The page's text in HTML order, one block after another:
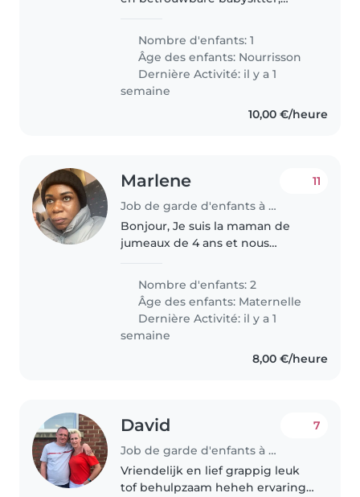
liefhebbende, nieuwsgierige en
onafhankelijke baby. Onze
kleine schat heeft een groot
hart..
Nombre d'enfants: 1
Âge des enfants: Nourrisson
Dernière Activité: il y a 1
semaine
10,00 €/heure
Marlene
Job de garde d'enfants à Liedekerke
11
Bonjour, Je suis la maman de
jumeaux de 4 ans et nous
confiance pour s'occuper d'eux
occasionnellement. Nos enfants
sont gentils et énergiques. L'un
de..
Nombre d'enfants: 2
Âge des enfants: Maternelle
Dernière Activité: il y a 1
semaine
8,00 €/heure
David
Job de garde d'enfants à Wetteren
7
Vriendelijk en lief grappig leuk
tof behulpzaam heheh ervaring